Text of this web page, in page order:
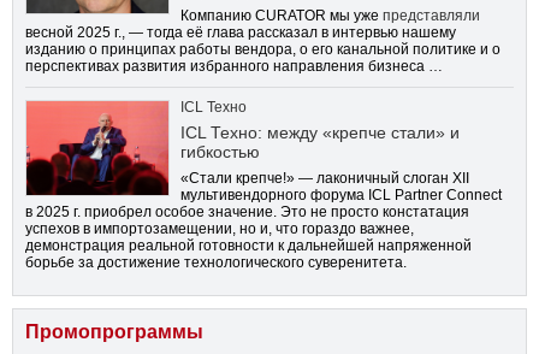
Компанию CURATOR мы уже представляли
весной 2025 г., — тогда её глава рассказал в интервью нашему
изданию о принципах работы вендора, о его канальной политике и о
перспективах развития избранного направления бизнеса …
ICL Техно
ICL Техно: между «крепче стали» и
гибкостью
«Стали крепче!» — лаконичный слоган XII
мультивендорного форума ICL Partner Connect
в 2025 г. приобрел особое значение. Это не просто констатация
успехов в импортозамещении, но и, что гораздо важнее,
демонстрация реальной готовности к дальнейшей напряженной
борьбе за достижение технологического суверенитета.
Промопрограммы